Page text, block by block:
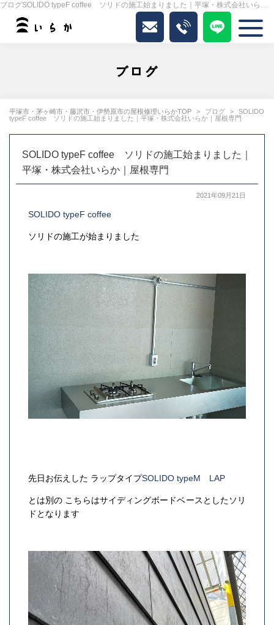
ブログSOLIDO typeF coffee ソリドの施工始まりました｜平塚・株式会社いらか｜屋根専門｜いらか
ブログ
平塚市・茅ヶ崎市・藤沢市・伊勢原市の屋根修理いらかTOP ブログ
SOLIDO
typeF coffee ソリドの施工始まりました｜平塚・株式会社いらか｜屋根専門
SOLIDO typeF coffee ソリドの施工始まりました｜
平塚・株式会社いらか｜屋根専門
2021年09月21日
SOLIDO typeF coffee
ソリドの施工が始まりました
先日お伝えした ラップタイプSOLIDO typeM LAP
とは別の こちらはサイディングボードベースとしたソリ
ドとなります